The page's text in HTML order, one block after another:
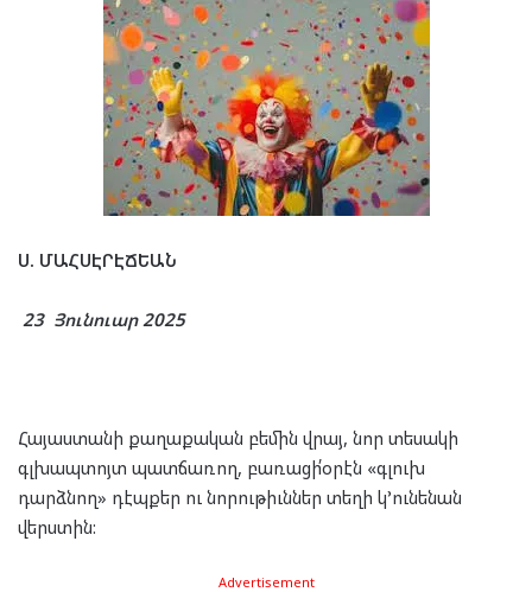
Ս. ՄԱՀՍԷՐԷՃԵԱՆ
23 Յունուար 2025
Հայաստանի քաղաքական բեմին վրայ, նոր տեսակի
գլխապտոյտ պատճառող, բառացի՛օրէն «գլուխ
դարձնող» դէպքեր ու նորութիւններ տեղի կ’ունենան
վերստին:
Advertisement